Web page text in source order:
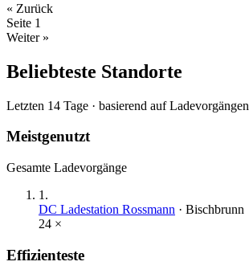
« Zurück
Seite 1
Weiter »
Beliebteste Standorte
Letzten 14 Tage · basierend auf Ladevorgängen
Meistgenutzt
Gesamte Ladevorgänge
1 .
DC Ladestation Rossmann · Bischbrunn
24 ×
Effizienteste